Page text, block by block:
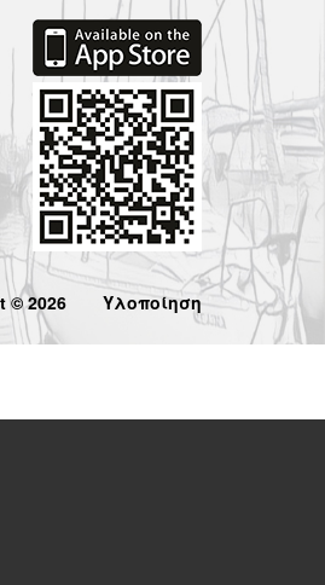
© 2026 Υλοποίηση